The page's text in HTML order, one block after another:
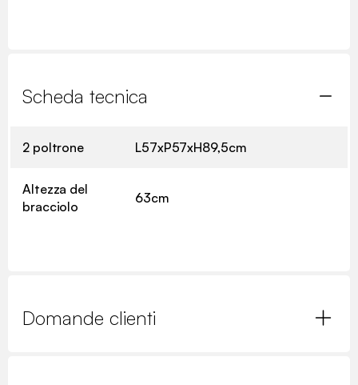
Scheda tecnica
2 poltrone L57xP57xH89,5cm
Altezza del
bracciolo
63cm
Domande clienti